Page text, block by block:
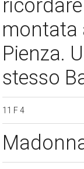
montata
Pienza.
stesso
11 F 4